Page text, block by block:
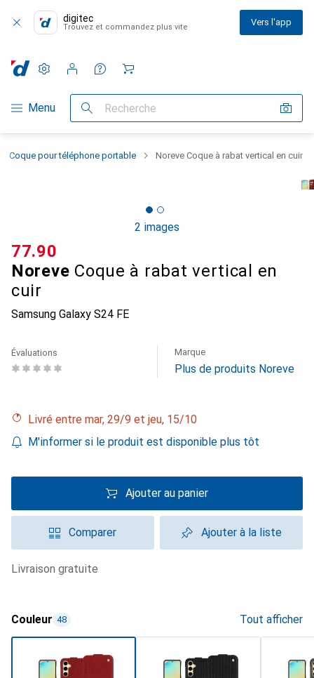
digitec
Trouvez et commandez plus vite Vers l'app
Navigation par catégorie
Menu Recherche
Paramètres
Compte client
Listes de comparaison
Listes d'envies
Panier
Coque pour téléphone portable Noreve Coque à rabat vertical en cuir
2 images
Noreve Coque à rabat vertical en
cuir
Samsung Galaxy S24 FE
CHF
77.90
Évaluations Marque
Plus de produits Noreve
Livré entre mar, 29/9 et jeu, 15/10
M'informer si le produit est disponible plus tôt
Ajouter au panier
Comparer Ajouter à la liste
livraison gratuite
Couleur 48 Tout afficher